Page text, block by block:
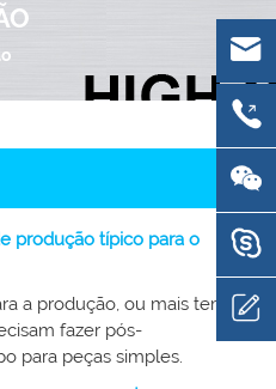
produção típico para o
a produção, ou mais tempo
fazer pós-
para peças simples.